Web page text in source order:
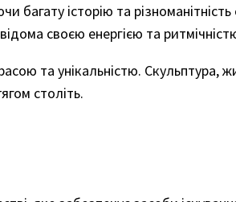
багату історію та
своєю енергією та
та унікальністю.
століть.